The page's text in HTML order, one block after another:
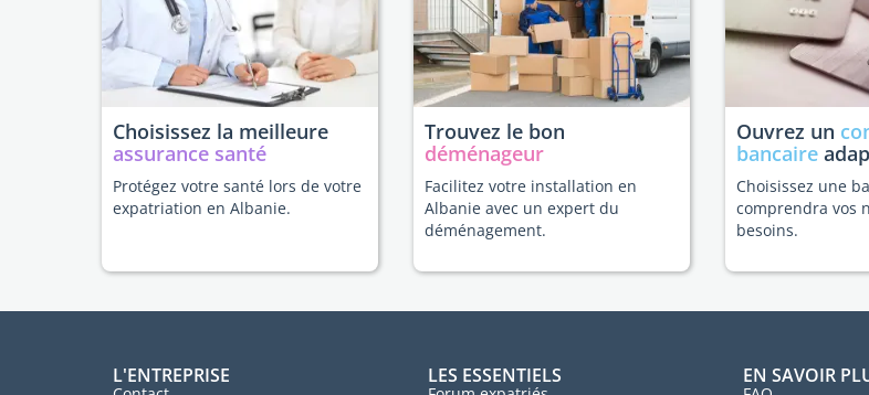
Choisissez la meilleure
assurance santé
Protégez votre santé lors de votre
expatriation en Albanie.
Trouvez le bon
déménageur
Facilitez votre installation en
Albanie avec un expert du
déménagement.
Ouvrez un
bancaire
Choisissez une
comprendra vos
besoins.
L'ENTREPRISE LES ESSENTIELS EN SAVOIR